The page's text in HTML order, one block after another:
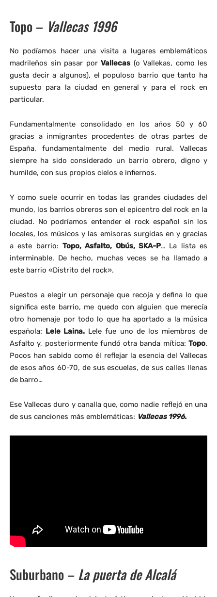
Topo – Vallecas 1996
No podíamos hacer una visita a lugares emblemáticos
madrileños sin pasar por Vallecas (o Vallekas, como les
gusta decir a algunos), el populoso barrio que tanto ha
supuesto para la ciudad en general y para el rock en
particular.
Fundamentalmente consolidado en los años 50 y 60
gracias a inmigrantes procedentes de otras partes de
España, fundamentalmente del medio rural. Vallecas
siempre ha sido considerado un barrio obrero, digno y
humilde, con sus propios cielos e infiernos.
Y como suele ocurrir en todas las grandes ciudades del
mundo, los barrios obreros son el epicentro del rock en la
ciudad. No podríamos entender el rock español sin los
locales, los músicos y las emisoras surgidas en y gracias
a este barrio: Topo, Asfalto, Obús, SKA-P… La lista es
interminable. De hecho, muchas veces se ha llamado a
este barrio «Distrito del rock».
Puestos a elegir un personaje que recoja y defina lo que
significa este barrio, me quedo con alguien que merecía
otro homenaje por todo lo que ha aportado a la música
española: Lele Laina. Lele fue uno de los miembros de
Asfalto y, posteriormente fundó otra banda mítica: Topo.
Pocos han sabido como él reflejar la esencia del Vallecas
de esos años 60-70, de sus escuelas, de sus calles llenas
de barro…
Ese Vallecas duro y canalla que, como nadie reflejó en una
de sus canciones más emblemáticas: Vallecas 1996.
Suburbano – La puerta de Alcalá